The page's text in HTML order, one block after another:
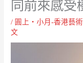
同前來感受
/ 圓上‧小月-香港藝
文